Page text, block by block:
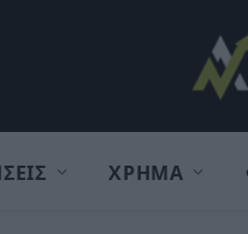
ΧΡΗΜΑ